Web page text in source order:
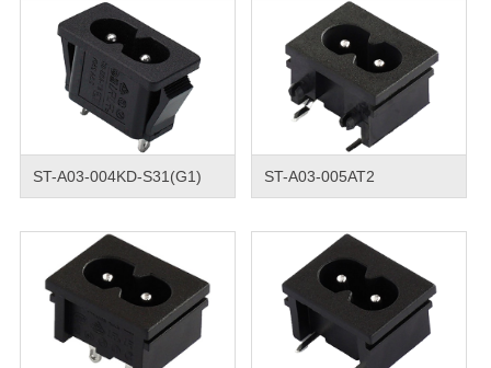
ST-A03-004KD-S31(G1) ST-A03-005AT2